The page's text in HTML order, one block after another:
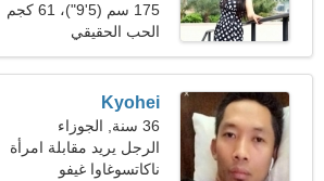
175 سم (5'9")، 61 كجم
(134 رطلا)
الحب الحقيقي
Kyohei
36 سنة, الجوزاء
الرجل يريد مقابلة امرأة
ناكاتسوغاوا غيفو